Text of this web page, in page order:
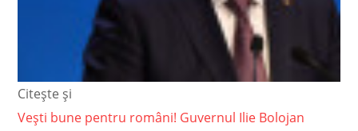
Citește și
Vești bune pentru români! Guvernul Ilie Bolojan